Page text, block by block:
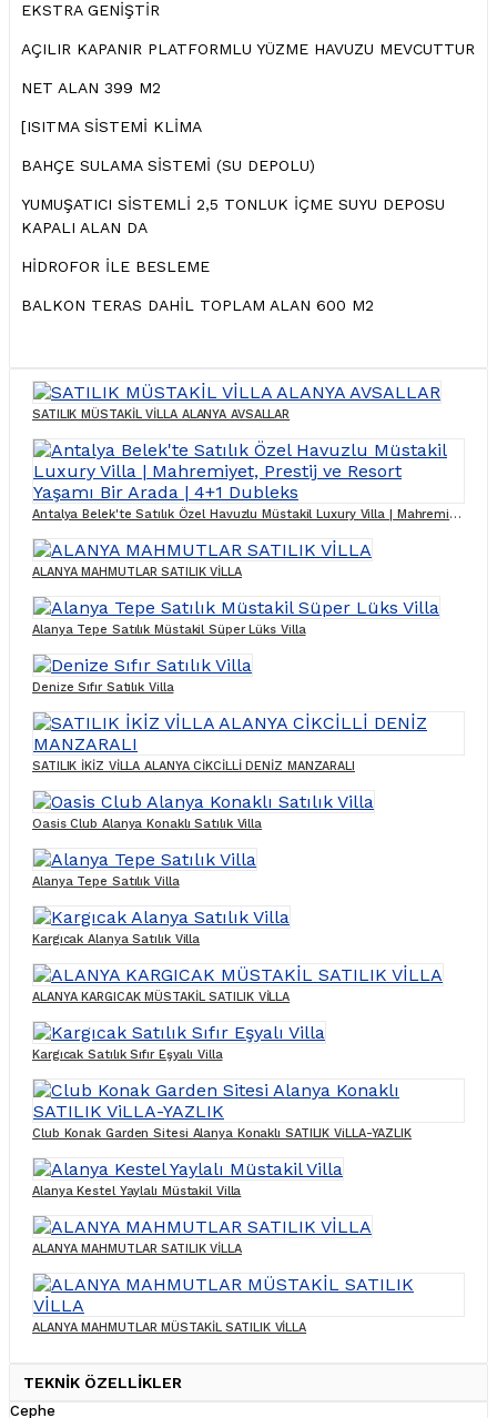
EKSTRA GENİŞTİR
AÇILIR KAPANIR PLATFORMLU YÜZME HAVUZU MEVCUTTUR
NET ALAN 399 M2
[ISITMA SİSTEMİ KLİMA
BAHÇE SULAMA SİSTEMİ (SU DEPOLU)
YUMUŞATICI SİSTEMLİ 2,5 TONLUK İÇME SUYU DEPOSU
KAPALI ALAN DA
HİDROFOR İLE BESLEME
BALKON TERAS DAHİL TOPLAM ALAN 600 M2
SATILIK MÜSTAKİL VİLLA ALANYA AVSALLAR
Antalya Belek'te Satılık Özel Havuzlu Müstakil Luxury Villa | Mahremiyet, Prestij ve Resort Yaşamı Bir Arada | 4+1 Dubleks
ALANYA MAHMUTLAR SATILIK VİLLA
Alanya Tepe Satılık Müstakil Süper Lüks Villa
Denize Sıfır Satılık Villa
SATILIK İKİZ VİLLA ALANYA CİKCİLLİ DENİZ MANZARALI
Oasis Club Alanya Konaklı Satılık Villa
Alanya Tepe Satılık Villa
Kargıcak Alanya Satılık Villa
ALANYA KARGICAK MÜSTAKİL SATILIK VİLLA
Kargıcak Satılık Sıfır Eşyalı Villa
Club Konak Garden Sitesi Alanya Konaklı SATILIK ViLLA-YAZLIK
Alanya Kestel Yaylalı Müstakil Villa
ALANYA MAHMUTLAR SATILIK VİLLA
ALANYA MAHMUTLAR MÜSTAKİL SATILIK VİLLA
TEKNİK ÖZELLİKLER
Cephe